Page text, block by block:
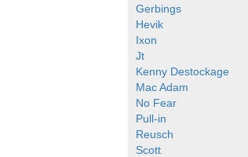
Gerbings
Hevik
Ixon
Jt
Kenny Destockage
Mac Adam
No Fear
Pull-in
Reusch
Scott